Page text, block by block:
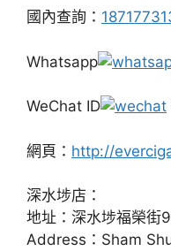
國內查詢：
Whatsapp
WeChat ID
網頁： http://
深水埗店：
地址：深水埗福榮街
Address：Sham